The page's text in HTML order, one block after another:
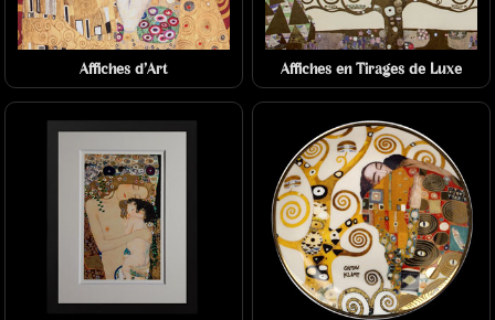
Affiches d'Art Affiches en Tirages de Luxe